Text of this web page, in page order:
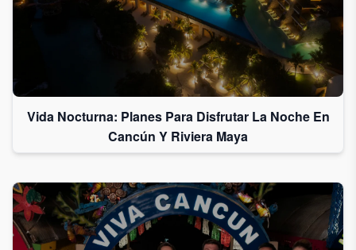
Vida Nocturna: Planes Para Disfrutar La Noche En
Cancún Y Riviera Maya